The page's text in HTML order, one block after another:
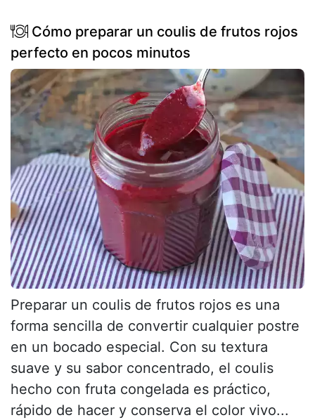
Cómo preparar un coulis de frutos rojos
perfecto en pocos minutos
Preparar un coulis de frutos rojos es una
forma sencilla de convertir cualquier postre
en un bocado especial. Con su textura
suave y su sabor concentrado, el coulis
hecho con fruta congelada es práctico,
rápido de hacer y conserva el color vivo...